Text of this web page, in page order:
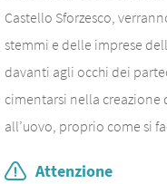
Castello Sforzesco,
stemmi e delle imprese
davanti agli occhi dei
cimentarsi nella
all’uovo, proprio come si
Attenzione